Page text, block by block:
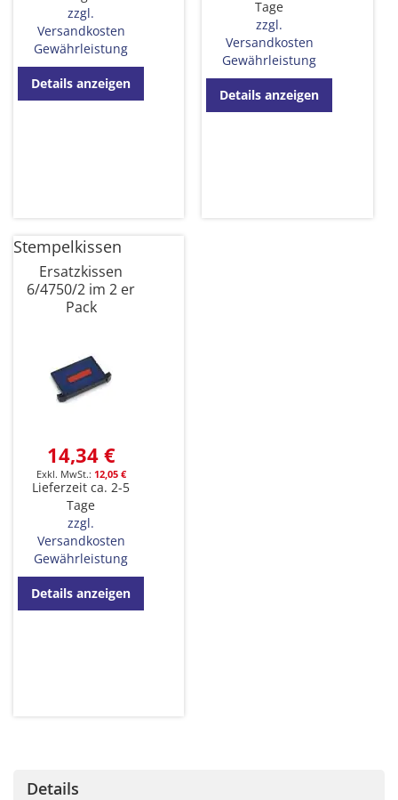
zzgl.
Versandkosten
Gewährleistung
Details anzeigen
Tage
zzgl.
Versandkosten
Gewährleistung
Details anzeigen
Stempelkissen
Ersatzkissen
6/4750/2 im 2 er
Pack
14,34 €
12,05 €
Lieferzeit ca. 2-5
Tage
zzgl.
Versandkosten
Gewährleistung
Details anzeigen
Details